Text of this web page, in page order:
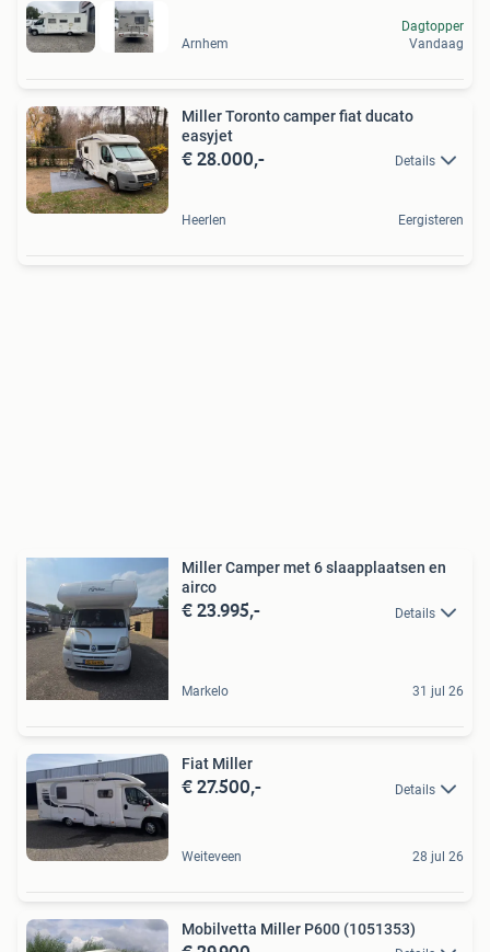
Arnhem
Dagtopper
Vandaag
Miller Toronto camper fiat ducato
easyjet
€ 28.000,- Details
Heerlen Eergisteren
Miller Camper met 6 slaapplaatsen en
airco
€ 23.995,- Details
Markelo 31 jul 26
Fiat Miller
€ 27.500,- Details
Weiteveen 28 jul 26
Mobilvetta Miller P600 (1051353)